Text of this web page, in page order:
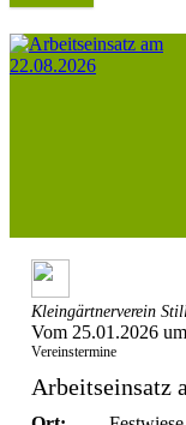
Kleingärtnerverein
Vom 25.01.2026
Vereinstermine
Arbeitseinsatz